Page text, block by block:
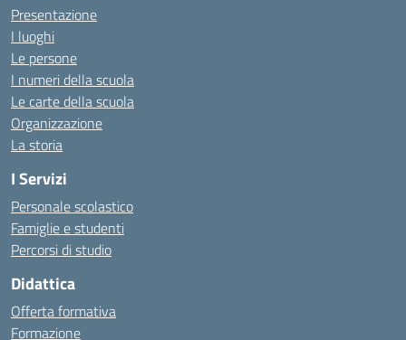
Presentazione
I luoghi
Le persone
I numeri della scuola
Le carte della scuola
Organizzazione
La storia
I Servizi
Personale scolastico
Famiglie e studenti
Percorsi di studio
Didattica
Offerta formativa
Formazione